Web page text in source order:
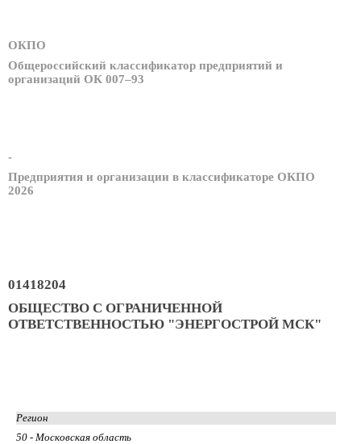
ОКПО
Общероссийский классификатор предприятий и
организаций ОК 007–93
-
Предприятия и организации в классификаторе ОКПО
2026
01418204
ОБЩЕСТВО С ОГРАНИЧЕННОЙ
ОТВЕТСТВЕННОСТЬЮ "ЭНЕРГОСТРОЙ МСК"
Регион
50 - Московская область